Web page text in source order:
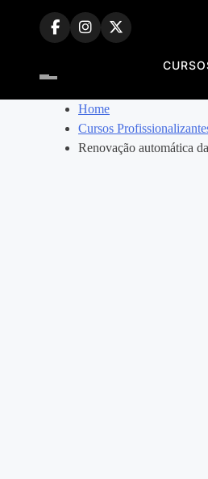
Home
Cursos
Renovação automática